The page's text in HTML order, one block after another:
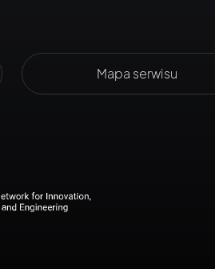
Mapa serwisu